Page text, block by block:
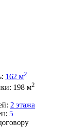
162 м2
198 м2
2 этажа
5